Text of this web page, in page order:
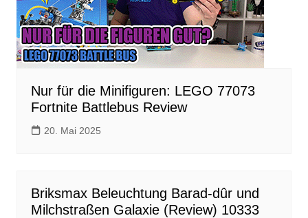
Nur für die Minifiguren: LEGO 77073
Fortnite Battlebus Review
20. Mai 2025
Briksmax Beleuchtung Barad-dûr und
Milchstraßen Galaxie (Review) 10333